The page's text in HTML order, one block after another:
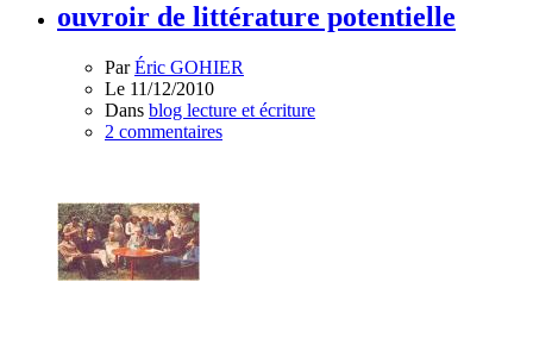
ouvroir de littérature potentielle
ParÉric GOHIER
Le 11/12/2010
Dans blog lecture et écriture
2 commentaires